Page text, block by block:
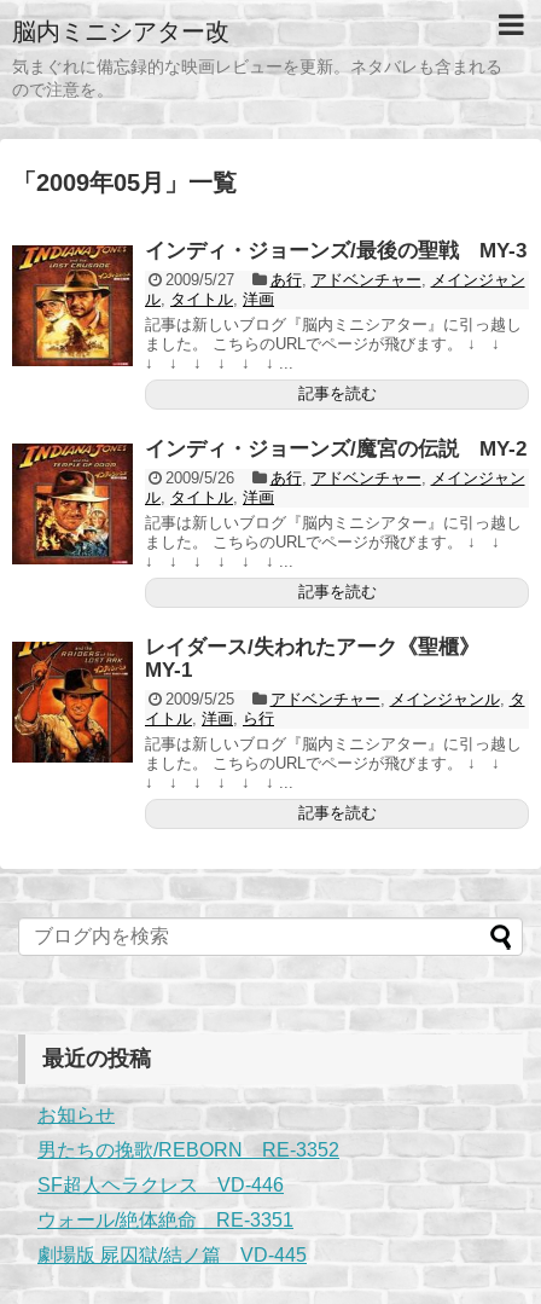
脳内ミニシアター改
気まぐれに備忘録的な映画レビューを更新。ネタバレも含まれる
ので注意を。
「 2009年05月 」 一覧
インディ・ジョーンズ/最後の聖戦 MY-3
2009/5/27 あ行, アドベンチャー
メインジャン
ル タイトル 洋画
記事は新しいブログ『脳内ミニシアター』に引っ越し
ました。 こちらのURLでページが飛びます。 ↓ ↓
↓ ↓ ↓ ↓ ↓ ↓ ...
記事を読む
インディ・ジョーンズ/魔宮の伝説 MY-2
2009/5/26 あ行, アドベンチャー
メインジャン
ル タイトル 洋画
記事は新しいブログ『脳内ミニシアター』に引っ越し
ました。 こちらのURLでページが飛びます。 ↓ ↓
↓ ↓ ↓ ↓ ↓ ↓ ...
記事を読む
レイダース/失われたアーク《聖櫃》
MY-1
2009/5/25 アドベンチャー メインジャンル, タ
イトル 洋画
ら行
記事は新しいブログ『脳内ミニシアター』に引っ越し
ました。 こちらのURLでページが飛びます。 ↓ ↓
↓ ↓ ↓ ↓ ↓ ↓ ...
記事を読む
最近の投稿
お知らせ
男たちの挽歌/REBORN RE-3352
SF超人ヘラクレス VD-446
ウォール/絶体絶命 RE-3351
劇場版 屍囚獄/結ノ篇 VD-445